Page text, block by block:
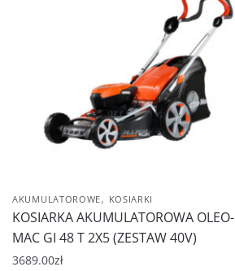
AKUMULATOROWE, KOSIARKI
KOSIARKA AKUMULATOROWA OLEO-
MAC GI 48 T 2X5 (ZESTAW 40V)
3689.00zł